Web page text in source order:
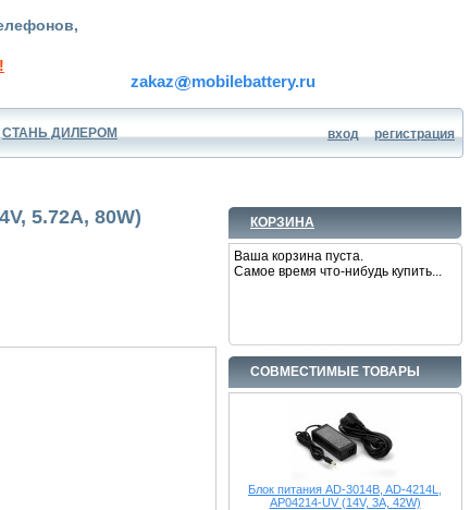
zakaz mobilebattery.ru
СТАНЬ ДИЛЕРОМ вход регистрация
КОРЗИНА
Ваша корзина пуста.
Самое время что-нибудь купить...
СОВМЕСТИМЫЕ ТОВАРЫ
Блок питания AD-3014B, AD-4214L,
AP04214-UV (14V, 3A, 42W)
5.72A, 80W)